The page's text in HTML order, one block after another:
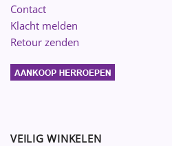
Contact
Klacht melden
Retour zenden
VEILIG WINKELEN